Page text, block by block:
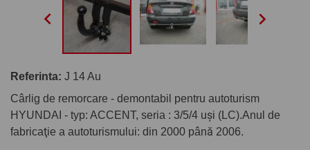
 
Referinta: J 14 Au
Cârlig de remorcare - demontabil pentru autoturism
HYUNDAI - typ: ACCENT, seria : 3/5/4 uşi (LC).Anul de
fabricaţie a autoturismului: din 2000 până 2006.